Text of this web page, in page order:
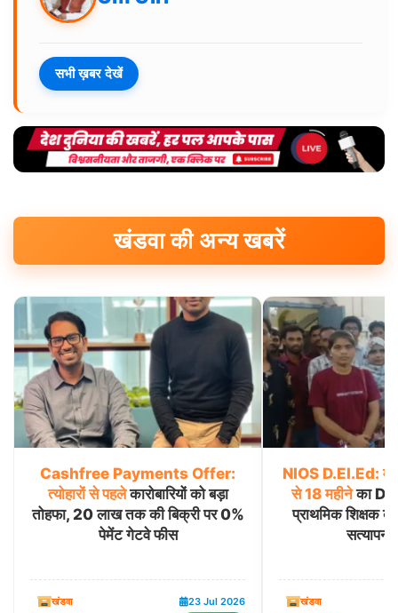
सभी ख़बर देखें
खंडवा की अन्य खबरें
Cashfree Payments Offer:
त्योहारों से पहलेकारोबारियों को बड़ा
तोहफा, 20 लाख तक की बिक्री पर 0%
पेमेंट गेटवे फीस
खंडवा 23 Jul 2026
NIOS D.El.Ed:
से 18 महीनेका
प्राथमिक शिक्षक
सत्यापन
खंडवा